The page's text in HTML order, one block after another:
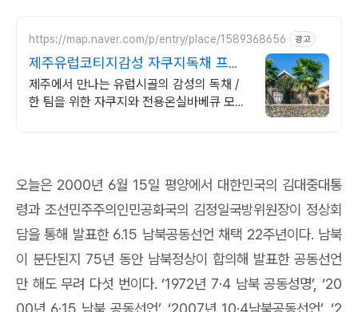
https://map.naver.com/p/entry/place/1589368656 광고
제주유럽코티지감성 자쿠지독채 프라
이빗 제주여행, 유럽감성
제주에서 만나는 유럽시골의 감성의 독채 /
한 팀을 위한 자쿠지와 전용온실바베큐 모두
오늘은 2000년 6월 15일 평양에서 대한민국의 김대중대통
령과 조선민주주의인민공화국의 김정일국방위원장이 정상회
담을 통해 발표한 6.15 남북공동선언 채택 22주년이다. 남북
이 분단된지 75년 동안 남북정상이 합의해 발표한 공동선언
만 해도 무려 다섯 번이다. ‘1972년 7·4 남북 공동성명’, ‘20
00년 6·15 남북 공동선언’, ‘2007년 10·4남북공동선언’, ‘2